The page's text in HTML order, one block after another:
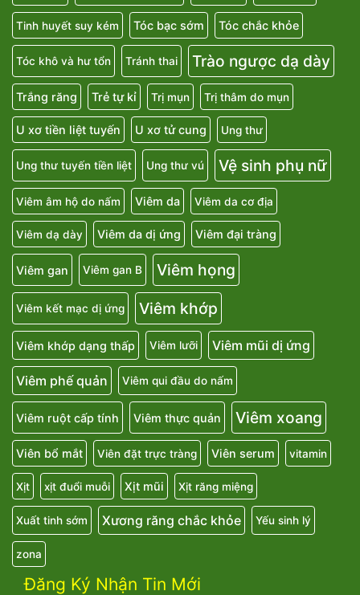
Tinh huyết suy kém Tóc bạc sớm Tóc chắc khỏe
Tóc khô và hư tổn Tránh thai Trào ngược dạ dày
Trắng răng Trẻ tự kỉ Trị mụn Trị thâm do mụn
U xơ tiền liệt tuyến U xơ tử cung Ung thư
Ung thư tuyến tiền liệt Ung thư vú Vệ sinh phụ nữ
Viêm âm hộ do nấm Viêm da Viêm da cơ địa
Viêm dạ dày Viêm da dị ứng Viêm đại tràng
Viêm gan Viêm gan B Viêm họng
Viêm kết mạc dị ứng Viêm khớp
Viêm khớp dạng thấp Viêm lưỡi Viêm mũi dị ứng
Viêm phế quản Viêm qui đầu do nấm
Viêm ruột cấp tính Viêm thực quản Viêm xoang
Viên bổ mắt Viên đặt trực tràng Viên serum vitamin
Xịt xịt đuổi muỗi Xịt mũi Xịt răng miệng
Xuất tinh sớm Xương răng chắc khỏe Yếu sinh lý
zona
Đăng Ký Nhận Tin Mới